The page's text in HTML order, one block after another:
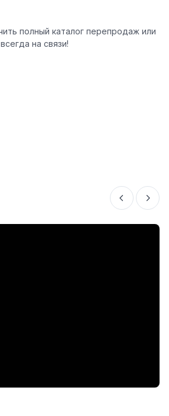
полный каталог перепродаж или
на связи!